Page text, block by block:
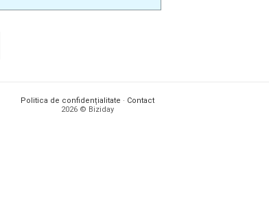
Politica de confidențialitate · Contact
2026 © Biziday